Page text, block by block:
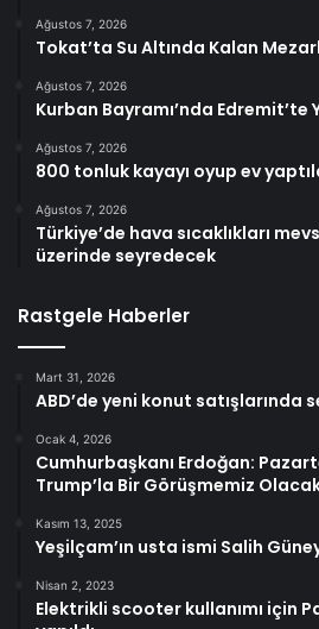
Ağustos 7, 2026
Tokat’ta Su Altında Kalan
Ağustos 7, 2026
Kurban Bayramı’nda Edremit’te
Ağustos 7, 2026
800 tonluk kayayı oyup ev
Ağustos 7, 2026
Türkiye’de hava sıcaklıkları
üzerinde seyredecek
Rastgele Haberler
Mart 31, 2026
ABD’de yeni konut satışlarında
Ocak 4, 2026
Cumhurbaşkanı Erdoğan:
Trump’la Bir Görüşmemiz
Kasım 13, 2025
Yeşilçam’ın usta ismi Salih
Nisan 2, 2023
Elektrikli scooter kullanımı için